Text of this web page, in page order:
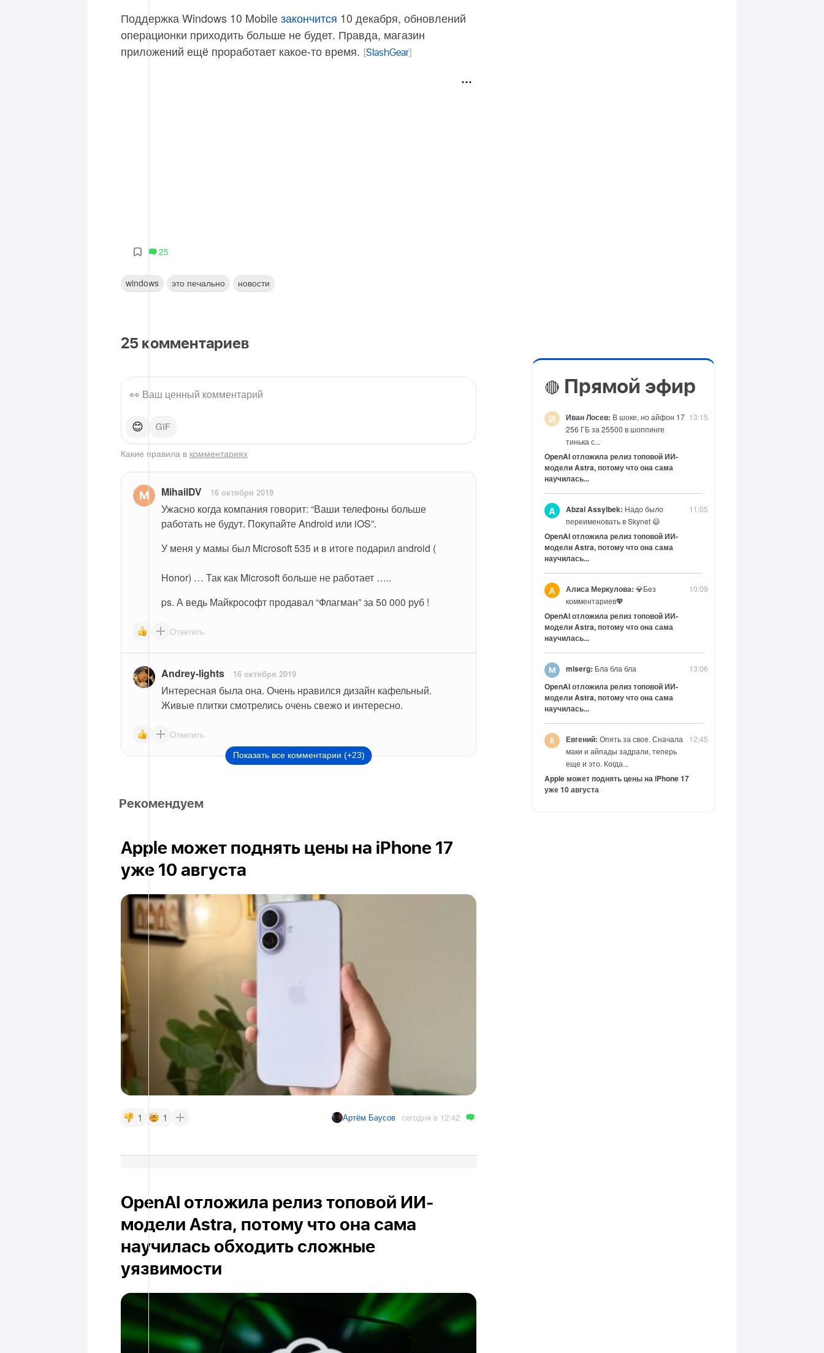
Поддержка Windows 10 Mobileзакончится 10 декабря, обновлений
операционки приходить больше не будет. Правда, магазин
приложений ещё проработает какое-то время.
SlashGear
25
windows это печально новости
25 комментариев
😊
Какие правила в комментариях
MihailDV 16 октября 2019
Ужасно когда компания говорит: “Ваши телефоны больше
работать не будут. Покупайте Android или iOS”.
У меня у мамы был Microsoft 535 и в итоге подарил android (
Honor) … Так как Microsoft больше не работает …..
ps. А ведь Майкрософт продавал “Флагман” за 50 000 руб !
Ответить
Andrey-lights 16 октября 2019
Интересная была она. Очень нравился дизайн кафельный.
Живые плитки смотрелись очень свежо и интересно.
Ответить
Показать все комментарии (+23)
Рекомендуем
Apple может поднять цены на iPhone 17
уже 10 августа
1 1 Артём Баусов сегодня в 12:42
OpenAI отложила релиз топовой ИИ-
модели Astra, потому что она сама
научилась обходить сложные
уязвимости
🔴 Прямой эфир
13:15
И Иван Лосев: В шоке, но айфон 17
256 ГБ за 25500 в шоппинге
тинька с...
OpenAI отложила релиз топовой ИИ-
модели Astra, потому что она сама
научилась...
11:05
A Abzal Assylbek: Надо было
переименовать в Skynet 😃
OpenAI отложила релиз топовой ИИ-
модели Astra, потому что она сама
научилась...
10:09
А Алиса Меркулова: 💎Без
комментариев💖
OpenAI отложила релиз топовой ИИ-
модели Astra, потому что она сама
научилась...
13:06
mlserg: Бла бла бла
OpenAI отложила релиз топовой ИИ-
модели Astra, потому что она сама
научилась...
12:45
Евгений: Опять за свое. Сначала
маки и айпады задрали, теперь
еще и это. Когда...
Apple может поднять цены на iPhone 17
уже 10 августа